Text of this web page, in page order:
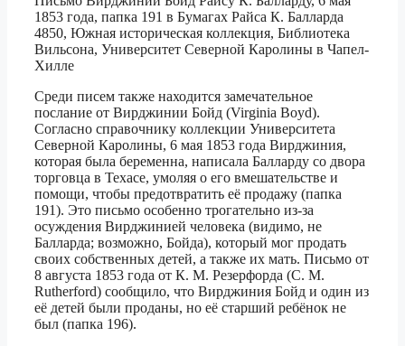
1853 года, папка 191 в Бумагах Райса К. Балларда
4850, Южная историческая коллекция, Библиотека
Вильсона, Университет Северной Каролины в Чапел-
Хилле
Среди писем также находится замечательное
послание от Вирджинии Бойд (Virginia Boyd).
Согласно справочнику коллекции Университета
Северной Каролины, 6 мая 1853 года Вирджиния,
которая была беременна, написала Балларду со двора
торговца в Техасе, умоляя о его вмешательстве и
помощи, чтобы предотвратить её продажу (папка
191). Это письмо особенно трогательно из-за
осуждения Вирджинией человека (видимо, не
Балларда; возможно, Бойда), который мог продать
своих собственных детей, а также их мать. Письмо от
8 августа 1853 года от К. М. Резерфорда (C. M.
Rutherford) сообщило, что Вирджиния Бойд и один из
её детей были проданы, но её старший ребёнок не
был (папка 196).